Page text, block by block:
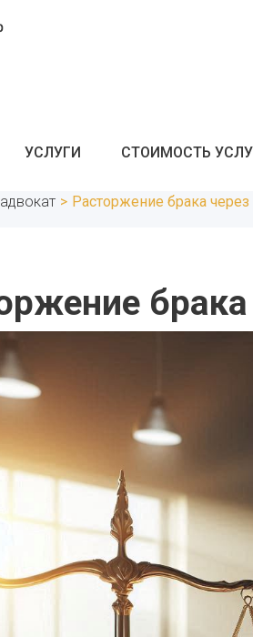
УСЛУГИ СТОИМОСТЬ
> Расторжение брака через